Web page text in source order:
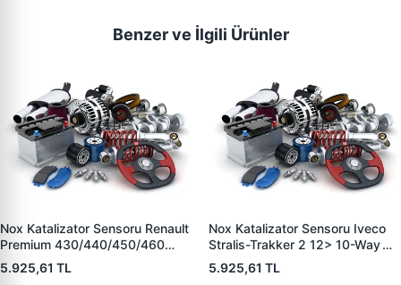
Benzer ve İlgili Ürünler
Nox Katalizator Sensoru Renault
Premium 430/440/450/460
Volvo Fm Euro 6 | YUNYI
NOX0510 | OEM 301308-01130
5.925,61 TL
Nox Katalizator Sensoru Iveco
Stralis-Trakker 2 12> 10-Way
19> Euro 6 834 Mm - 5 Pin |
YUNYI NOX1208 | OEM
5.925,61 TL